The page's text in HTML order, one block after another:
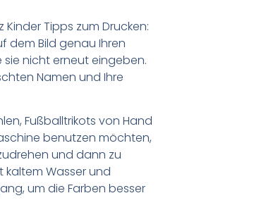
Tipps zum Drucken:
dem Bild genau Ihren
sie nicht erneut eingeben.
Namen und Ihre
Fußballtrikots von Hand
benutzen möchten,
und dann zu
kaltem Wasser und
um die Farben besser